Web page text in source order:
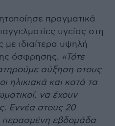
πραγματικά
υγείας στη
με ιδιαίτερα υψηλή
όσφρησης. «Τότε
αύξηση στους
ηλικιακά και κατά τα
να έχουν
Εννέα στους 20
περασμένη εβδομάδα